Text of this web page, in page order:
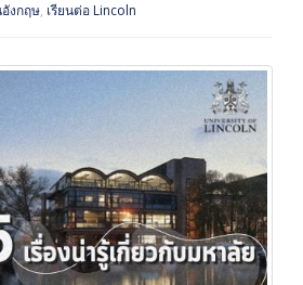
งกฤษ, เรียนต่อ Lincoln